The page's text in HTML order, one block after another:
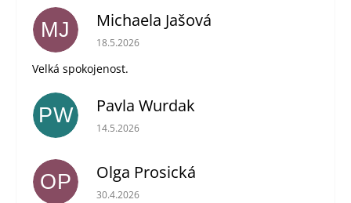
MJ Michaela Jašová
Hodnocení obchodu je 5 z 5 hvězdiček.
18.5.2026
Velká spokojenost.
PW Pavla Wurdak
Hodnocení obchodu je 5 z 5 hvězdiček.
14.5.2026
OP Olga Prosická
Hodnocení obchodu je 5 z 5 hvězdiček.
30.4.2026